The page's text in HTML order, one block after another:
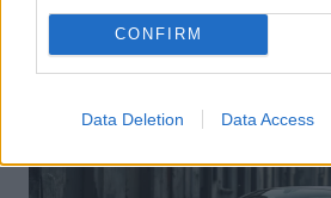
CONFIRM
Data Deletion Data Access